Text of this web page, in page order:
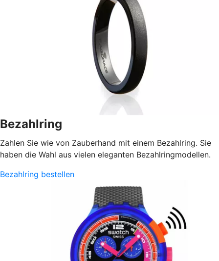
Bezahlring
Zahlen Sie wie von Zauberhand mit einem Bezahlring. Sie
haben die Wahl aus vielen eleganten Bezahlringmodellen.
Bezahlring bestellen